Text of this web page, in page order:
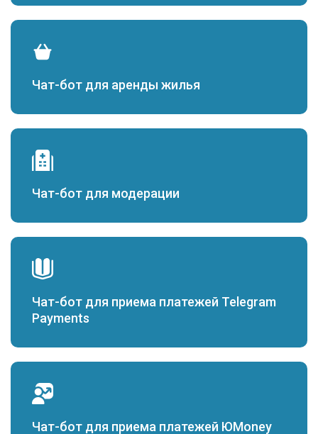
Чат-бот для аренды жилья
Чат-бот для модерации
Чат-бот для приема платежей Telegram
Payments
Чат-бот для приема платежей ЮMoney